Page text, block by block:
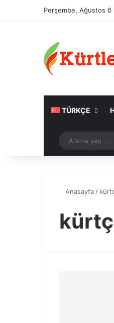
Perşembe, Ağustos 6
TÜRKÇE
Rastgele Makale
Anasayfa /